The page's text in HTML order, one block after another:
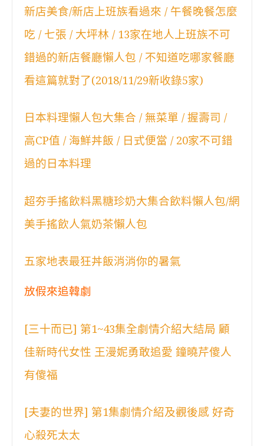
新店美食/新店上班族看過來 / 午餐晚餐怎麼
吃 / 七張 / 大坪林 / 13家在地人上班族不可
錯過的新店餐廳懶人包 / 不知道吃哪家餐廳
看這篇就對了(2018/11/29新收錄5家)
日本料理懶人包大集合 / 無菜單 / 握壽司 /
高CP值 / 海鮮丼飯 / 日式便當 / 20家不可錯
過的日本料理
超夯手搖飲料黑糖珍奶大集合飲料懶人包/網
美手搖飲人氣奶茶懶人包
五家地表最狂丼飯消消你的暑氣
放假來追韓劇
[三十而已] 第1~43集全劇情介紹大結局 顧
佳新時代女性 王漫妮勇敢追愛 鐘曉芹傻人
有傻福
[夫妻的世界] 第1集劇情介紹及觀後感 好奇
心殺死太太